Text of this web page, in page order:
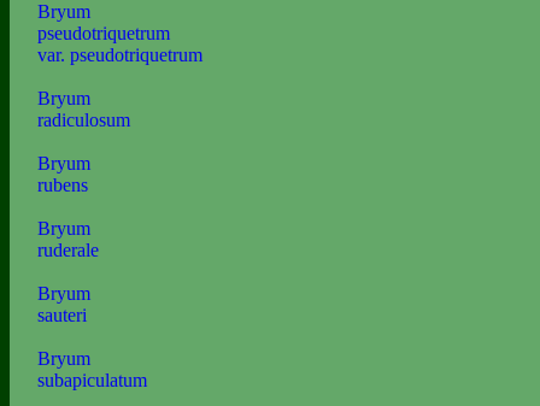
Bryum
pseudotriquetrum
var. pseudotriquetrum
Bryum
radiculosum
Bryum
rubens
Bryum
ruderale
Bryum
sauteri
Bryum
subapiculatum